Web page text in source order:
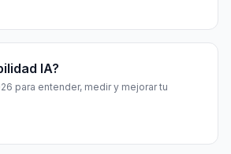
IA?
para entender, medir y mejorar tu